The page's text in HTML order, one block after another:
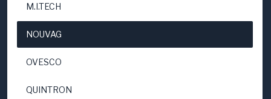
M.I.TECH
NOUVAG
OVESCO
QUINTRON